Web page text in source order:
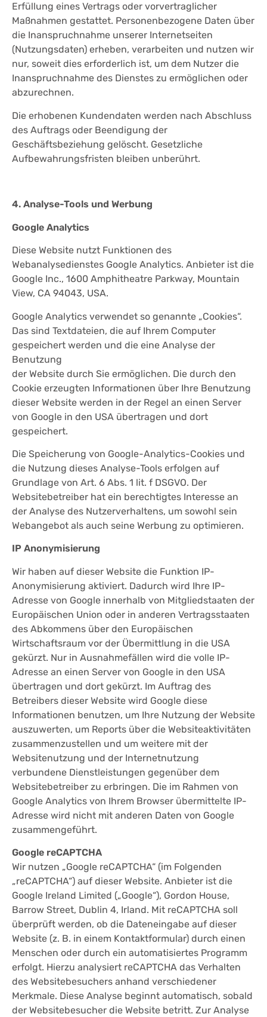
Erfüllung eines Vertrags oder vorvertraglicher
Maßnahmen gestattet. Personenbezogene Daten über
die Inanspruchnahme unserer Internetseiten
(Nutzungsdaten) erheben, verarbeiten und nutzen wir
nur, soweit dies erforderlich ist, um dem Nutzer die
Inanspruchnahme des Dienstes zu ermöglichen oder
abzurechnen.
Die erhobenen Kundendaten werden nach Abschluss
des Auftrags oder Beendigung der
Geschäftsbeziehung gelöscht. Gesetzliche
Aufbewahrungsfristen bleiben unberührt.
4. Analyse-Tools und Werbung
Google Analytics
Diese Website nutzt Funktionen des
Webanalysedienstes Google Analytics. Anbieter ist die
Google Inc., 1600 Amphitheatre Parkway, Mountain
View, CA 94043, USA.
Google Analytics verwendet so genannte „Cookies“.
Das sind Textdateien, die auf Ihrem Computer
gespeichert werden und die eine Analyse der
Benutzung
der Website durch Sie ermöglichen. Die durch den
Cookie erzeugten Informationen über Ihre Benutzung
dieser Website werden in der Regel an einen Server
von Google in den USA übertragen und dort
gespeichert.
Die Speicherung von Google-Analytics-Cookies und
die Nutzung dieses Analyse-Tools erfolgen auf
Grundlage von Art. 6 Abs. 1 lit. f DSGVO. Der
Websitebetreiber hat ein berechtigtes Interesse an
der Analyse des Nutzerverhaltens, um sowohl sein
Webangebot als auch seine Werbung zu optimieren.
IP Anonymisierung
Wir haben auf dieser Website die Funktion IP-
Anonymisierung aktiviert. Dadurch wird Ihre IP-
Adresse von Google innerhalb von Mitgliedstaaten der
Europäischen Union oder in anderen Vertragsstaaten
des Abkommens über den Europäischen
Wirtschaftsraum vor der Übermittlung in die USA
gekürzt. Nur in Ausnahmefällen wird die volle IP-
Adresse an einen Server von Google in den USA
übertragen und dort gekürzt. Im Auftrag des
Betreibers dieser Website wird Google diese
Informationen benutzen, um Ihre Nutzung der Website
auszuwerten, um Reports über die Websiteaktivitäten
zusammenzustellen und um weitere mit der
Websitenutzung und der Internetnutzung
verbundene Dienstleistungen gegenüber dem
Websitebetreiber zu erbringen. Die im Rahmen von
Google Analytics von Ihrem Browser übermittelte IP-
Adresse wird nicht mit anderen Daten von Google
zusammengeführt.
Google reCAPTCHA
Wir nutzen „Google reCAPTCHA“ (im Folgenden
„reCAPTCHA“) auf dieser Website. Anbieter ist die
Google Ireland Limited („Google“), Gordon House,
Barrow Street, Dublin 4, Irland. Mit reCAPTCHA soll
überprüft werden, ob die Dateneingabe auf dieser
Website (z. B. in einem Kontaktformular) durch einen
Menschen oder durch ein automatisiertes Programm
erfolgt. Hierzu analysiert reCAPTCHA das Verhalten
des Websitebesuchers anhand verschiedener
Merkmale. Diese Analyse beginnt automatisch, sobald
der Websitebesucher die Website betritt. Zur Analyse